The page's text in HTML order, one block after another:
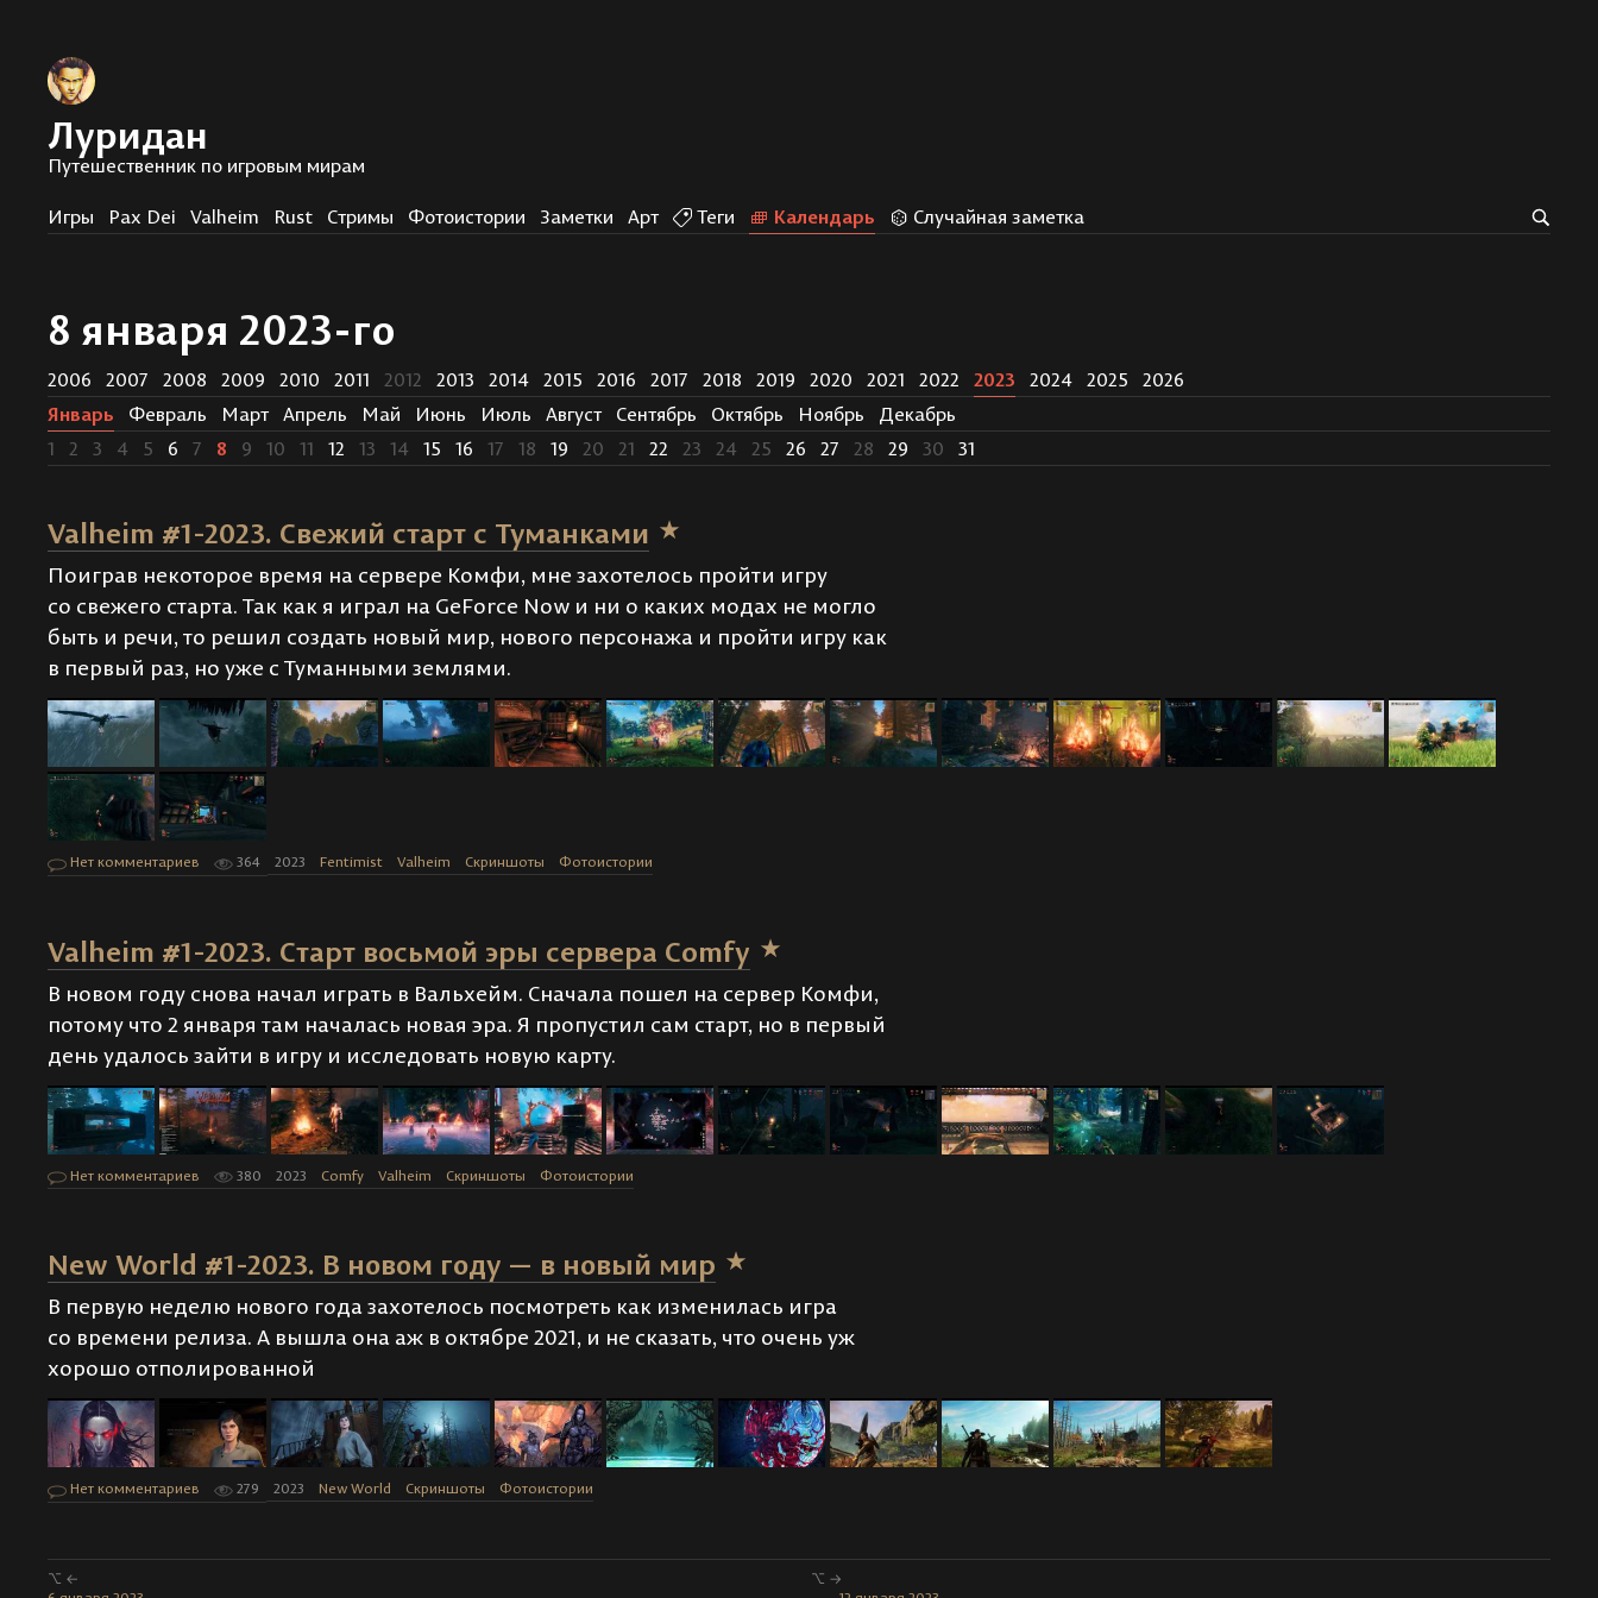
Луридан
Путешественник по игровым мирам
Игры Pax Dei Valheim Rust Стримы Фотоистории Заметки Арт Теги Календарь Случайная заметка
8 января 2023-го
2006 2007 2008 2009 2010 2011 2012 2013 2014 2015 2016 2017 2018 2019 2020 2021 2022 2023 2024 2025
2026
Январь
Февраль Март Апрель Май Июнь Июль Август Сентябрь Октябрь Ноябрь
Декабрь
1
2 3 4 5 6 7 8 9 10 11 12 13 14 15 16 17 18 19 20 21 22 23 24 25 26 27 28 29 30 31
Valheim #1-2023. Свежий старт с Туманками
Поиграв некоторое время на сервере Комфи, мне захотелось пройти игру
со свежего старта. Так как я играл на GeForce Now и ни о каких модах не могло
быть и речи, то решил создать новый мир, нового персонажа и пройти игру как
в первый раз, но уже с Туманными землями.
Нет комментариев 364 2023 Fentimist Valheim Скриншоты Фотоистории
Valheim #1-2023. Старт восьмой эры сервера Comfy
В новом году снова начал играть в Вальхейм. Сначала пошел на сервер Комфи,
потому что 2 января там началась новая эра. Я пропустил сам старт, но в первый
день удалось зайти в игру и исследовать новую карту.
Нет комментариев 380 2023 Comfy Valheim Скриншоты Фотоистории
New World #1-2023. В новом году — в новый мир
В первую неделю нового года захотелось посмотреть как изменилась игра
со времени релиза. А вышла она аж в октябре 2021, и не сказать, что очень уж
хорошо отполированной
Нет комментариев 279 2023 New World Скриншоты Фотоистории
⌥ ←
⌥ →